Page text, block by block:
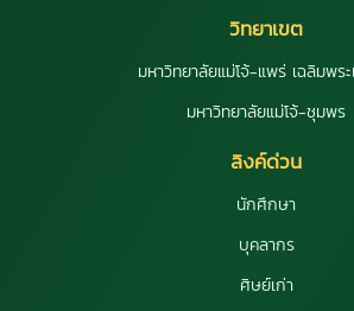
วิทยาเขต
มหาวิทยาลัยแม่โจ้-แพร่ เฉลิมพร
มหาวิทยาลัยแม่โจ้-ชุมพร
ลิงค์ด่วน
นักศึกษา
บุคลากร
ศิษย์เก่า